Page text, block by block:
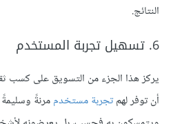
النتائج.
6. تسهيل تجربة المستخدم
يركز هذا الجزء من التسويق على كسب
أن توفر لهمتجربة مستخدممرنةً